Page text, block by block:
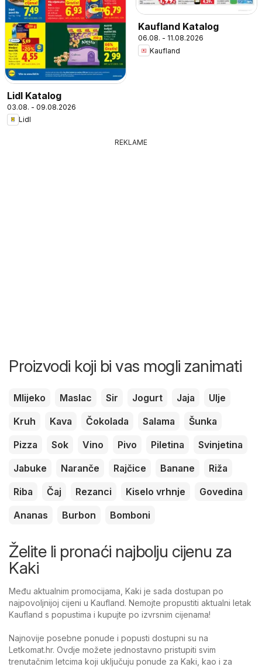
Lidl Katalog
03.08. - 09.08.2026
Lidl
Kaufland Katalog
06.08. - 11.08.2026
Kaufland
REKLAME
Proizvodi koji bi vas mogli zanimati
Mlijeko Maslac Sir Jogurt Jaja
Ulje
Kruh
Kava Čokolada Salama
Šunka
Pizza
Sok Vino Pivo Piletina
Svinjetina
Jabuke
Naranče Rajčice Banane
Riža
Riba
Čaj Rezanci Kiselo vrhnje
Govedina
Ananas
Burbon Bomboni
Želite li pronaći najbolju cijenu za
Kaki
Među aktualnim promocijama, Kaki je sada dostupan po
najpovoljnijoj cijeni u Kaufland. Nemojte propustiti aktualni letak
Kaufland s popustima i kupujte po izvrsnim cijenama!
Najnovije posebne ponude i popusti dostupni su na
Letkomat.hr. Ovdje možete jednostavno pristupiti svim
trenutačnim letcima koji uključuju ponude za Kaki, kao i za